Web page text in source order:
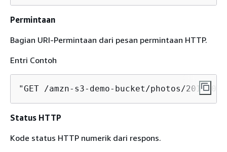
Permintaan
Bagian URI-Permintaan dari pesan permintaan HTTP.
Entri Contoh
"GET /amzn-s3-demo-bucket/photos/2019/
Status HTTP
Kode status HTTP numerik dari respons.